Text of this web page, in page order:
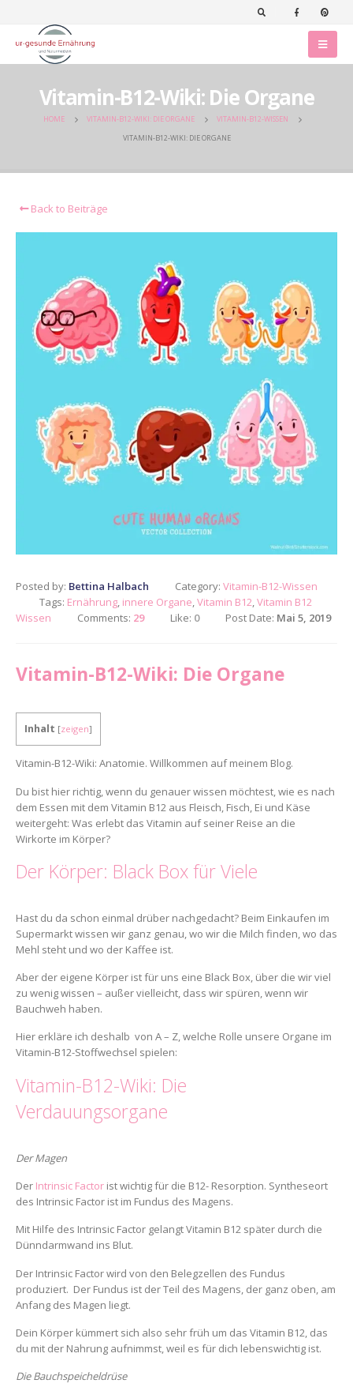
Vitamin-B12-Wiki: Die Organe
HOME VITAMIN-B12-WIKI: DIE ORGANE
VITAMIN-B12-WISSEN
VITAMIN-B12-WIKI: DIE ORGANE
Back to Beiträge
Posted by: Bettina Halbach Category: Vitamin-B12-Wissen
Tags: Ernährung, innere Organe,Vitamin B12,Vitamin B12
Wissen
Comments: 29 Like: 0 Post Date: Mai 5, 2019
Vitamin-B12-Wiki: Die Organe
Inhalt [zeigen]
Vitamin-B12-Wiki: Anatomie. Willkommen auf meinem Blog.
Du bist hier richtig, wenn du genauer wissen möchtest, wie es nach
dem Essen mit dem Vitamin B12 aus Fleisch, Fisch, Ei und Käse
weitergeht: Was erlebt das Vitamin auf seiner Reise an die
Wirkorte im Körper?
Der Körper: Black Box für Viele
Hast du da schon einmal drüber nachgedacht? Beim Einkaufen im
Supermarkt wissen wir ganz genau, wo wir die Milch finden, wo das
Mehl steht und wo der Kaffee ist.
Aber der eigene Körper ist für uns eine Black Box, über die wir viel
zu wenig wissen – außer vielleicht, dass wir spüren, wenn wir
Bauchweh haben.
Hier erkläre ich deshalb von A – Z, welche Rolle unsere Organe im
Vitamin-B12-Stoffwechsel spielen:
Vitamin-B12-Wiki: Die
Verdauungsorgane
Der Magen
Der Intrinsic Factor ist wichtig für die B12- Resorption. Syntheseort
des Intrinsic Factor ist im Fundus des Magens.
Mit Hilfe des Intrinsic Factor gelangt Vitamin B12 später durch die
Dünndarmwand ins Blut.
Der Intrinsic Factor wird von den Belegzellen des Fundus
produziert. Der Fundus ist der Teil des Magens, der ganz oben, am
Anfang des Magen liegt.
Dein Körper kümmert sich also sehr früh um das Vitamin B12, das
du mit der Nahrung aufnimmst, weil es für dich lebenswichtig ist.
Die Bauchspeicheldrüse